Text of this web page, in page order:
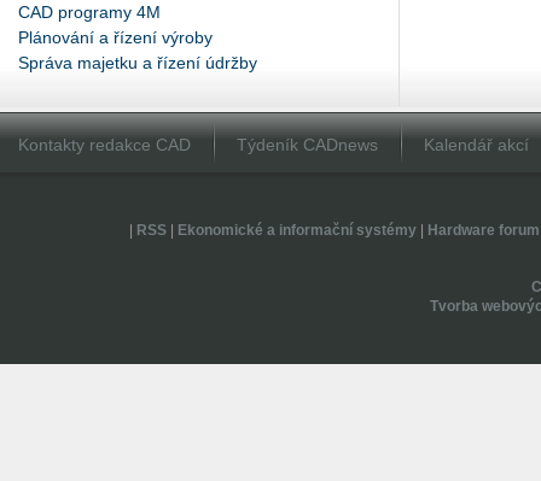
CAD programy 4M
Plánování a řízení výroby
Správa majetku a řízení údržby
Kontakty redakce CAD Týdeník CADnews Kalendář akcí
RSS| Ekonomické a informační systémy| Hardware forum
Tvorba